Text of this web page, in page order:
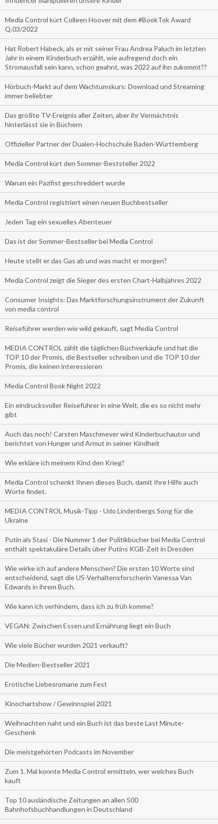
Media Control kürt Colleen Hoover mit dem #BookTok Award
Q.03/2022
Hat Robert Habeck, als er mit seiner Frau Andrea Paluch im letzten
Jahr in einem Kinderbuch erzählt, wie aufregend doch ein
Stromausfall sein kann, schon geahnt, was 2022 auf ihn zukommt??
Hörbuch-Markt auf dem Wachtumskurs: Download und Streaming
immer beliebter
Das größte TV-Ereignis aller Zeiten, aber ihr Vermächtnis
hinterlässt sie in Büchern
Offizieller Partner der Dualen-Hochschule Baden-Württemberg
Media Control kürt den Sommer-Beststeller 2022
Warum ein Pazifist geschreddert wurde
Media Control registriert einen neuen Buchbestseller
Jeden Tag ein sexuelles Abenteuer
Das ist der Sommer-Bestseller bei Media Control
Heute stellt er das Gas ab und was macht er morgen?
Media Control zeigt die Sieger des ersten Chart-Halbjahres 2022
Consumer Insights: Das Marktforschungsinstrument der Zukunft
von media control
Reiseführer werden wie wild gekauft, sagt Media Control
MEDIA CONTROL zählt die täglichen Buchverkäufe und hat die
TOP 10 der Promis, die Bestseller schreiben und die TOP 10 der
Promis, die keinen interessieren
Media Control Book Night 2022
Ein eindrucksvoller Reiseführer in eine Welt, die es so nicht mehr
gibt
Auch das noch! Carsten Maschmeyer wird Kinderbuchautor und
berichtet von Hunger und Armut in seiner Kindheit
Wie erkläre ich meinem Kind den Krieg?
Media Control schenkt Ihnen dieses Buch, damit Ihre Hilfe auch
Worte findet.
MEDIA CONTROL Musik-Tipp - Udo Lindenbergs Song für die
Ukraine
Putin als Stasi - Die Nummer 1 der Politikbücher bei Media Control
enthält spektakuläre Details über Putins KGB-Zeit in Dresden
Wie wirke ich auf andere Menschen? Die ersten 10 Worte sind
entscheidend, sagt die US-Verhaltensforscherin Vanessa Van
Edwards in ihrem Buch.
Wie kann ich verhindern, dass ich zu früh komme?
VEGAN: Zwischen Essen und Ernährung liegt ein Buch
Wie viele Bücher wurden 2021 verkauft?
Die Medien-Bestseller 2021
Erotische Liebesromane zum Fest
Kinochartshow / Gewinnspiel 2021
Weihnachten naht und ein Buch ist das beste Last Minute-
Geschenk
Die meistgehörten Podcasts im November
Zum 1. Mal konnte Media Control ermitteln, wer welches Buch
kauft
Top 10 ausländische Zeitungen an allen 500
Bahnhofsbuchhandlungen in Deutschland